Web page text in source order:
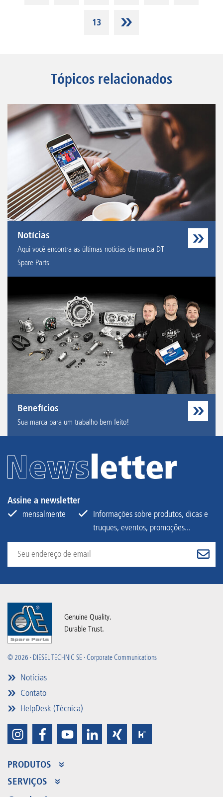
13
Tópicos relacionados
Notícias
Aqui você encontra as últimas notícias da marca DT
Spare Parts
Benefícios
Sua marca para um trabalho bem feito!
Assine a newsletter
mensalmente
Informações sobre produtos, dicas e
truques, eventos, promoções...
Genuine Quality.
Durable Trust.
© 2026 · DIESEL TECHNIC SE · Corporate Communications
Notícias
Contato
HelpDesk (Técnica)
PRODUTOS
Gama de produtos
Partner Portal
SERVIÇOS
Benefícios